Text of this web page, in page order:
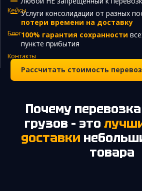
Кейсы
Блог
Контакты
Закупка и поставка товаров из
Поиск поставщика в Китае
Таможенное оформление
Услуги консолидации от разных
потери времени на доставку
100% гарантия сохранности
пункте прибытия
Рассчитать стоимость
Почему перевозка сборных
грузов – это
доставки
товара